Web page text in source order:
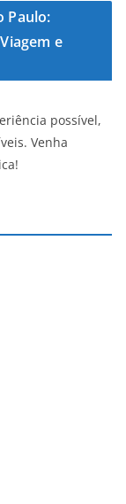
Paulo:
e
possível,
Venha